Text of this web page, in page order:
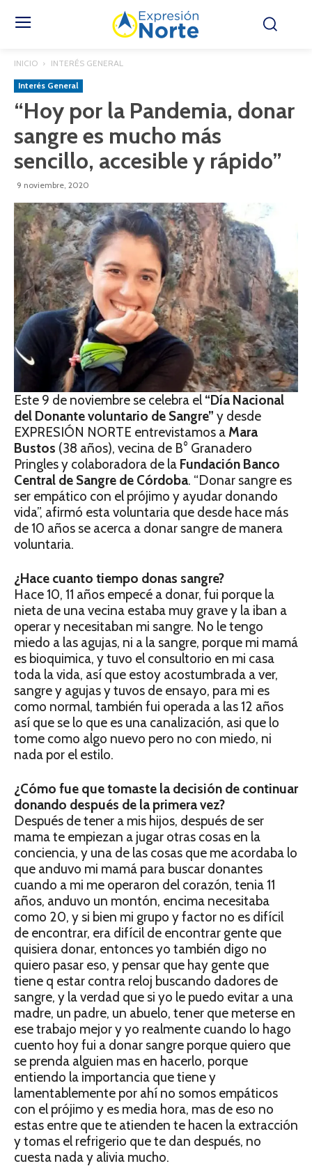
INICIO INTERÉS GENERAL
Interés General
“Hoy por la Pandemia, donar
sangre es mucho más
sencillo, accesible y rápido”
9 noviembre, 2020
Este 9 de noviembre se celebra el “Día Nacional
del Donante voluntario de Sangre” y desde
EXPRESIÓN NORTE entrevistamos a Mara
Bustos (38 años), vecina de B° Granadero
Pringles y colaboradora de la Fundación Banco
Central de Sangre de Córdoba. “Donar sangre es
ser empático con el prójimo y ayudar donando
vida”, afirmó esta voluntaria que desde hace más
de 10 años se acerca a donar sangre de manera
voluntaria.
¿Hace cuanto tiempo donas sangre?
Hace 10, 11 años empecé a donar, fui porque la
nieta de una vecina estaba muy grave y la iban a
operar y necesitaban mi sangre. No le tengo
miedo a las agujas, ni a la sangre, porque mi mamá
es bioquimica, y tuvo el consultorio en mi casa
toda la vida, así que estoy acostumbrada a ver,
sangre y agujas y tuvos de ensayo, para mi es
como normal, también fui operada a las 12 años
así que se lo que es una canalización, asi que lo
tome como algo nuevo pero no con miedo, ni
nada por el estilo.
¿Cómo fue que tomaste la decisión de continuar
donando después de la primera vez?
Después de tener a mis hijos, después de ser
mama te empiezan a jugar otras cosas en la
conciencia, y una de las cosas que me acordaba lo
que anduvo mi mamá para buscar donantes
cuando a mi me operaron del corazón, tenia 11
años, anduvo un montón, encima necesitaba
como 20, y si bien mi grupo y factor no es difícil
de encontrar, era difícil de encontrar gente que
quisiera donar, entonces yo también digo no
quiero pasar eso, y pensar que hay gente que
tiene q estar contra reloj buscando dadores de
sangre, y la verdad que si yo le puedo evitar a una
madre, un padre, un abuelo, tener que meterse en
ese trabajo mejor y yo realmente cuando lo hago
cuento hoy fui a donar sangre porque quiero que
se prenda alguien mas en hacerlo, porque
entiendo la importancia que tiene y
lamentablemente por ahí no somos empáticos
con el prójimo y es media hora, mas de eso no
estas entre que te atienden te hacen la extracción
y tomas el refrigerio que te dan después, no
cuesta nada y alivia mucho.